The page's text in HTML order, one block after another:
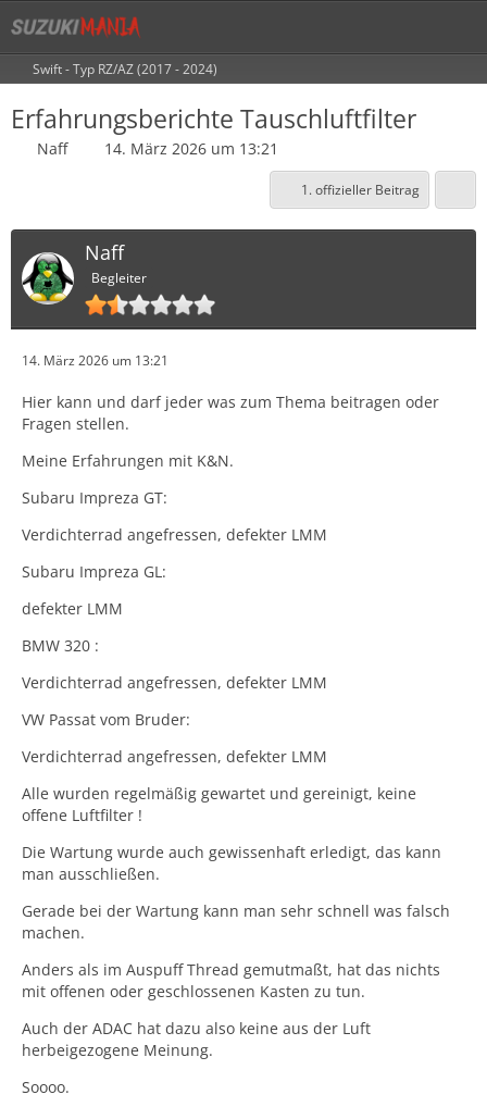
Swift - Typ RZ/AZ (2017 - 2024)
Erfahrungsberichte Tauschluftfilter
Naff 14. März 2026 um 13:21
1. offizieller Beitrag
Naff
Begleiter
14. März 2026 um 13:21
Hier kann und darf jeder was zum Thema beitragen oder
Fragen stellen.
Meine Erfahrungen mit K&N.
Subaru Impreza GT:
Verdichterrad angefressen, defekter LMM
Subaru Impreza GL:
defekter LMM
BMW 320 :
Verdichterrad angefressen, defekter LMM
VW Passat vom Bruder:
Verdichterrad angefressen, defekter LMM
Alle wurden regelmäßig gewartet und gereinigt, keine
offene Luftfilter !
Die Wartung wurde auch gewissenhaft erledigt, das kann
man ausschließen.
Gerade bei der Wartung kann man sehr schnell was falsch
machen.
Anders als im Auspuff Thread gemutmaßt, hat das nichts
mit offenen oder geschlossenen Kasten zu tun.
Auch der ADAC hat dazu also keine aus der Luft
herbeigezogene Meinung.
Soooo.